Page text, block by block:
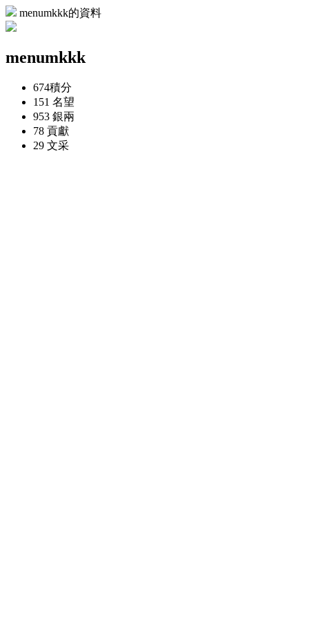
menumkkk的資料
menumkkk
674積分
151 名望
953 銀兩
78 貢獻
29 文采